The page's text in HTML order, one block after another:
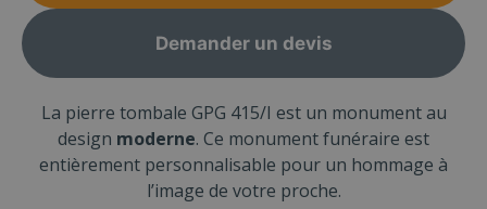
Demander un devis
La pierre tombale GPG 415/I est un monument au
design moderne. Ce monument funéraire est
entièrement personnalisable pour un hommage à
l’image de votre proche.